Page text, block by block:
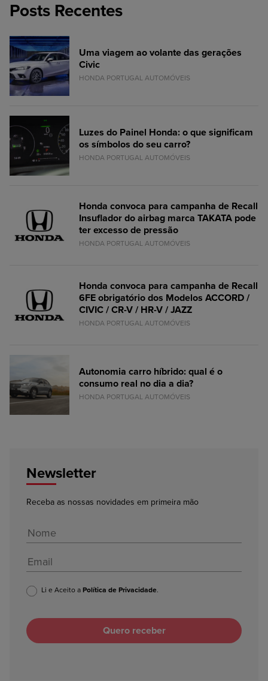
Posts Recentes
Uma viagem ao volante das gerações
Civic
HONDA PORTUGAL AUTOMÓVEIS
Luzes do Painel Honda: o que significam
os símbolos do seu carro?
HONDA PORTUGAL AUTOMÓVEIS
Honda convoca para campanha de Recall
Insuflador do airbag marca TAKATA pode
ter excesso de pressão
HONDA PORTUGAL AUTOMÓVEIS
Honda convoca para campanha de Recall
6FE obrigatório dos Modelos ACCORD /
CIVIC / CR-V / HR-V / JAZZ
HONDA PORTUGAL AUTOMÓVEIS
Autonomia carro híbrido: qual é o
consumo real no dia a dia?
HONDA PORTUGAL AUTOMÓVEIS
Newsletter
Receba as nossas novidades em primeira mão
Li e Aceito a Política de Privacidade.